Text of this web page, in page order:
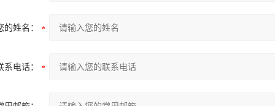
的姓名：
系电话：